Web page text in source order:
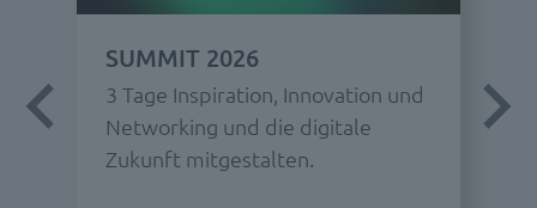
SUMMIT 2026
3 Tage Inspiration, Innovation und
Networking und die digitale
Zukunft mitgestalten.